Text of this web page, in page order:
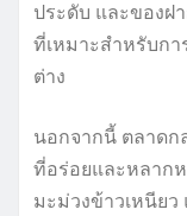
ประดับ และของฝ
ที่เหมาะสำหรับก
ต่าง
นอกจากนี้ ตลาดก
ที่อร่อยและหลากห
มะม่วงข้าวเหนีย